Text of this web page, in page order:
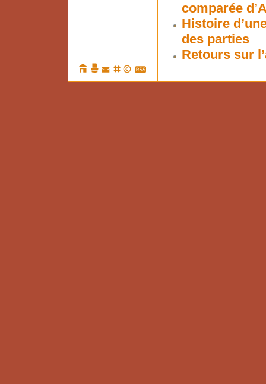
comparée
Histoire
des parties
Retours sur